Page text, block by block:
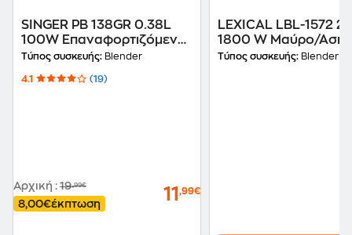
SINGER PB 138GR 0.38L
100W Επαναφορτιζόμενο
Φορητό Μπλέντερ
Τύπος συσκευής: Blender
4.1 (19)
Αρχική : 19,99€
8,00€έκπτωση 11 ,99€
LEXICAL LBL-1572
1800 W Μαύρο/
Μπλέντερ
Τύπος συσκευής: Blender